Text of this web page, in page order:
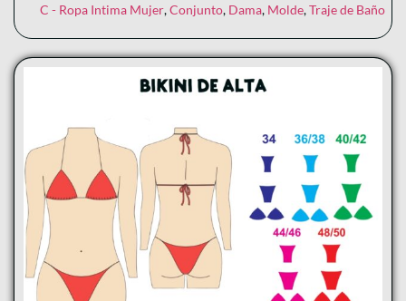
C - Ropa Intima Mujer, Conjunto, Dama, Molde, Traje de Baño